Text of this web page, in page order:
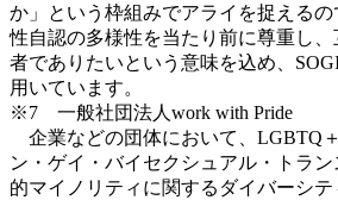
か」という枠組みでアライを捉えるの
性自認の多様性を当たり前に尊重し
者でありたいという意味を込め、
用いています。
※7 一般社団法人work with Pride
企業などの団体において、LGBTQ
ン・ゲイ・バイセクシュアル・トラ
的マイノリティに関するダイバーシ